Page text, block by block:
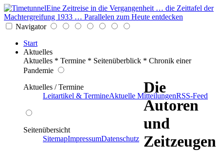
Eine Zeitreise in die Vergangenheit … die Zeittafel der
Machtergreifung 1933 … Parallelen zum Heute entdecken
Navigator
Start
Aktuelles
Aktuelles * Termine * Seitenüberblick * Chronik einer
Pandemie
Aktuelles / Termine
Leitartikel & TermineAktuelle MitteilungenRSS-Feed
Seitenübersicht
SitemapImpressumDatenschutz
Die
Autoren
und
Zeitzeugen